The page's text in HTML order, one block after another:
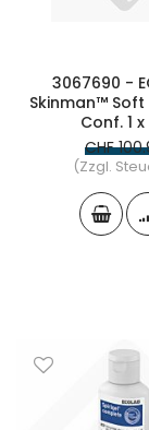
3067690 -
Skinman™
Conf. 1 x
CHF
(Zzgl.